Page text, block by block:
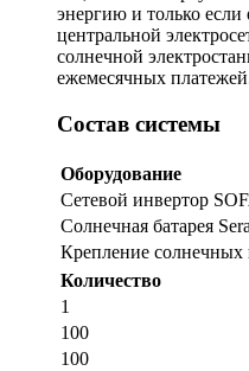
энергию и только если
центральной
солнечной
ежемесячных
Состав системы
Оборудование
Сетевой инвертор
Солнечная батарея
Крепление
Количество
1
100
100